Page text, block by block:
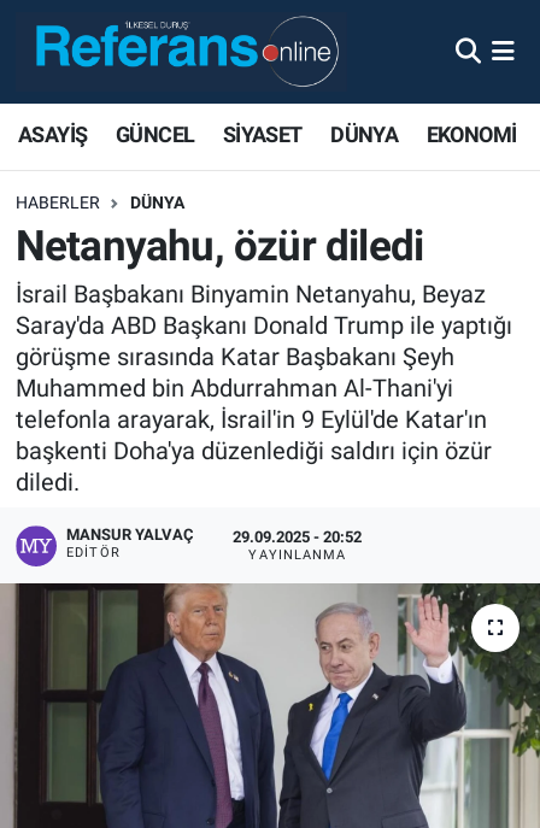
ASAYİŞ GÜNCEL SİYASET DÜNYA EKONOMİ
HABERLER DÜNYA
Netanyahu, özür diledi
İsrail Başbakanı Binyamin Netanyahu, Beyaz
Saray'da ABD Başkanı Donald Trump ile yaptığı
görüşme sırasında Katar Başbakanı Şeyh
Muhammed bin Abdurrahman Al-Thani'yi
telefonla arayarak, İsrail'in 9 Eylül'de Katar'ın
başkenti Doha'ya düzenlediği saldırı için özür
diledi.
MANSUR YALVAÇ
EDITÖR
29.09.2025 - 20:52
YAYINLANMA